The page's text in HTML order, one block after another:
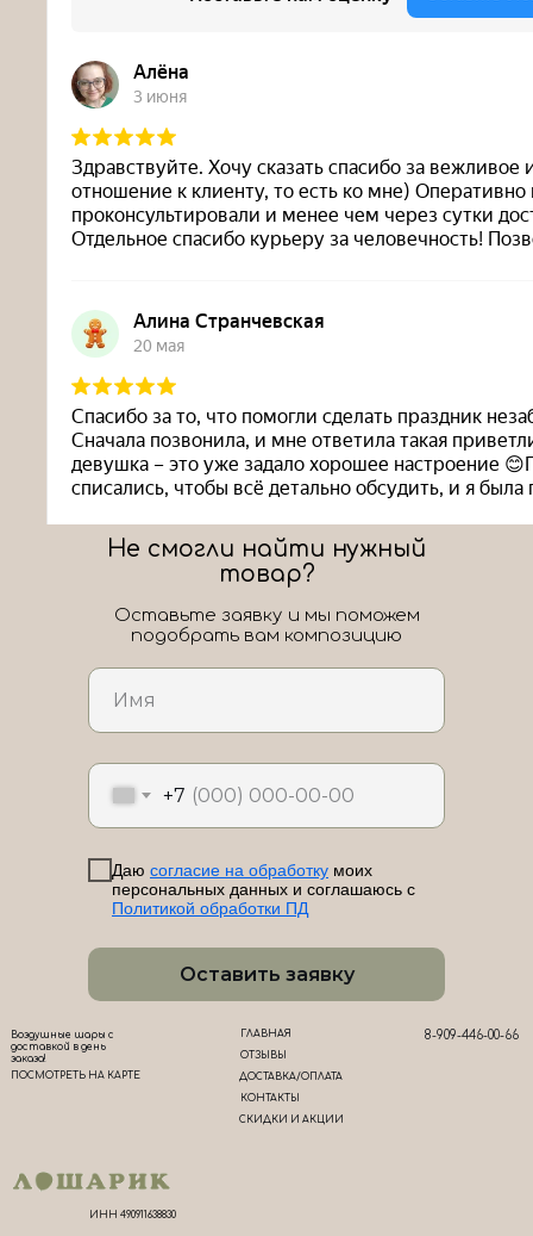
ЛоШАРик на карте Новороссийска — Яндекс Карты
+7
Даю согласие на обработку моих
персональных данных и соглашаюсь с
Политикой обработки ПД
Оставить заявку
Не смогли найти нужный
товар?
Оставьте заявку и мы поможем
подобрать вам композицию
ОТЗЫВЫ
ГЛАВНАЯ
ДОСТАВКА/ОПЛАТА
СКИДКИ И АКЦИИ
КОНТАКТЫ
8-909-446-00-66
Воздушные шары с
доставкой в день
заказа!
ПОСМОТРЕТЬ НА КАРТЕ
ИНН 490911638830